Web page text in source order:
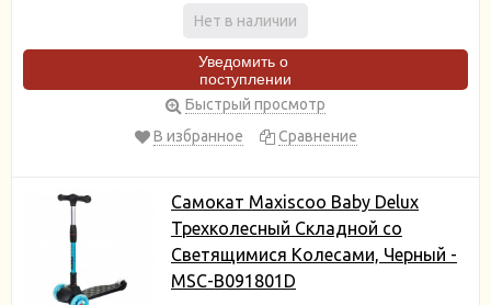
Нет в наличии
Уведомить о
поступлении
Быстрый просмотр
В избранное
Сравнение
Самокат Maxiscoo Baby Delux
Трехколесный Складной со
Светящимися Колесами, Черный -
MSC-B091801D